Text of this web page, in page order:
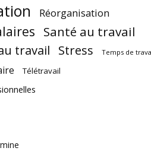
Réorganisation
Santé au travail
travail Stress Temps de
Télétravail